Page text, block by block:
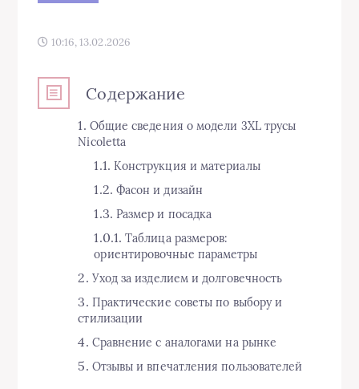
10:16, 13.02.2026
Содержание
Общие сведения о модели 3XL трусы
Nicoletta
Конструкция и материалы
Фасон и дизайн
Размер и посадка
Таблица размеров:
ориентировочные параметры
Уход за изделием и долговечность
Практические советы по выбору и
стилизации
Сравнение с аналогами на рынке
Отзывы и впечатления пользователей